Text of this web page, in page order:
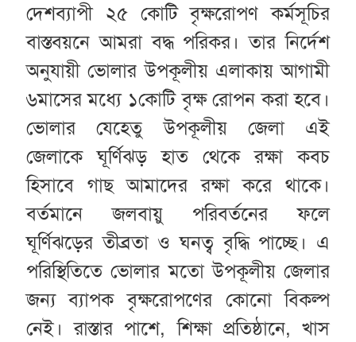
দেশব্যাপী ২৫ কোটি বৃক্ষরোপণ কর্মসূচির
বাস্তবয়নে আমরা বদ্ধ পরিকর। তার নির্দেশ
অনুযায়ী ভোলার উপকূলীয় এলাকায় আগামী
৬মাসের মধ্যে ১কোটি বৃক্ষ রোপন করা হবে।
ভোলার যেহেতু উপকূলীয় জেলা এই
জেলাকে ঘূর্ণিঝড় হাত থেকে রক্ষা কবচ
হিসাবে গাছ আমাদের রক্ষা করে থাকে।
বর্তমানে জলবায়ু পরিবর্তনের ফলে
ঘূর্ণিঝড়ের তীব্রতা ও ঘনত্ব বৃদ্ধি পাচ্ছে। এ
পরিস্থিতিতে ভোলার মতো উপকূলীয় জেলার
জন্য ব্যাপক বৃক্ষরোপণের কোনো বিকল্প
নেই। রাস্তার পাশে, শিক্ষা প্রতিষ্ঠানে, খাস